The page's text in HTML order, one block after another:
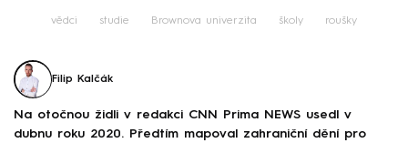
vědci studie Brownova univerzita školy roušky
Filip Kalčák
Na otočnou židli v redakci CNN Prima NEWS usedl v
dubnu roku 2020. Předtím mapoval zahraniční dění pro